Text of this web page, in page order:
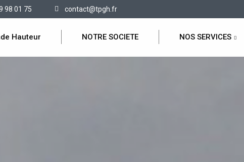
98 01 75 contact@tpgh.fr
Hauteur NOTRE SOCIETE NOS SERVICES